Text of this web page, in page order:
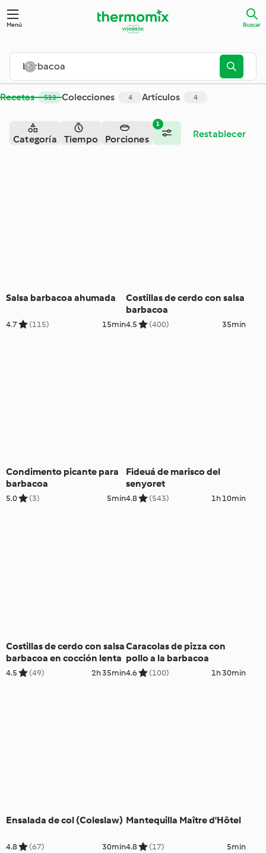
Menú Buscar
Recetas 512 Colecciones 4 Artículos 4
1
Categoría Tiempo Porciones Restablecer
Salsa barbacoa ahumada
4.7 (115) 15min
Costillas de cerdo con salsa
barbacoa
4.5 (400) 35min
Condimento picante para
barbacoa
5.0 (3) 5min
Fideuá de marisco del
senyoret
4.8 (543) 1h 10min
Costillas de cerdo con salsa
barbacoa en cocción lenta
4.5 (49) 2h 35min
Caracolas de pizza con
pollo a la barbacoa
4.6 (100) 1h 30min
Ensalada de col (Coleslaw)
4.8 (67) 30min
Mantequilla Maître d'Hôtel
4.8 (17) 5min
Buscar - Cookidoo® – la plataforma de recetas oficial de